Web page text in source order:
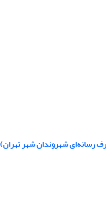
رسانه‌ای شهروندان شهر تهران)